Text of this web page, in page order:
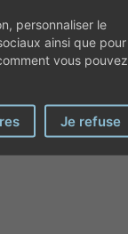
personnaliser le
ainsi que pour
vous pouvez
Je refuse